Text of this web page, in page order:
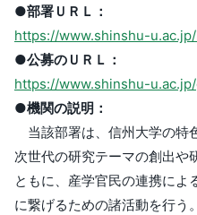
●部署ＵＲＬ：
https://www.shinshu-
●公募のＵＲＬ：
https://www.shinshu-
●機関の説明：
当該部署は、信州大学の特
次世代の研究テーマの創出や
ともに、産学官民の連携に
に繋げるための諸活動を行う。